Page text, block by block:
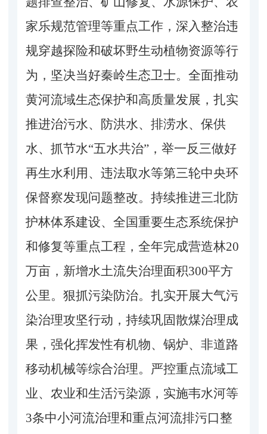
家乐规范管理等重点工作，深入整治违
规穿越探险和破坏野生动植物资源等行
为，坚决当好秦岭生态卫士。全面推动
黄河流域生态保护和高质量发展，扎实
推进治污水、防洪水、排涝水、保供
水、抓节水“五水共治” ，举一反三做好
再生水利用、违法取水等第三轮中央环
保督察发现问题整改。持续推进三北防
护林体系建设、全国重要生态系统保护
和修复等重点工程，全年完成营造林20
万亩，新增水土流失治理面积300平方
公里。狠抓污染防治。扎实开展大气污
染治理攻坚行动，持续巩固散煤治理成
果，强化挥发性有机物、锅炉、非道路
移动机械等综合治理。严控重点流域工
业、农业和生活污染源，实施韦水河等
3条中小河流治理和重点河流排污口整